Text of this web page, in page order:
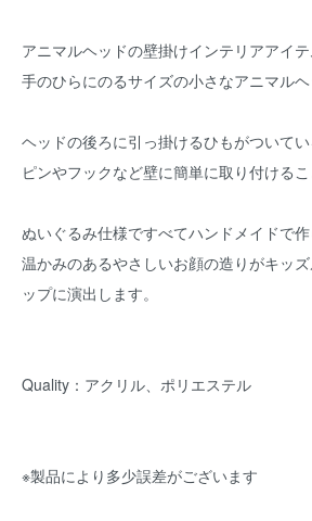
アニマルヘッドの壁掛けインテリアアイテ
手のひらにのるサイズの小さなアニマルヘ
ヘッドの後ろに引っ掛けるひもがついてい
ピンやフックなど壁に簡単に取り付けるこ
ぬいぐるみ仕様ですべてハンドメイドで作
温かみのあるやさしいお顔の造りがキッ
ップに演出します。
Quality：アクリル、ポリエステル
※製品により多少誤差がございます